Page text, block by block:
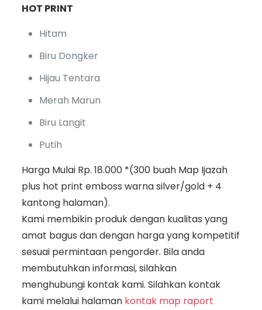
HOT PRINT
Hitam
Biru Dongker
Hijau Tentara
Merah Marun
Biru Langit
Putih
Harga Mulai Rp. 18.000 *(300 buah Map Ijazah
plus hot print emboss warna silver/gold + 4
kantong halaman).
Kami membikin produk dengan kualitas yang
amat bagus dan dengan harga yang kompetitif
sesuai permintaan pengorder. Bila anda
membutuhkan informasi, silahkan
menghubungi kontak kami. Silahkan kontak
kami melalui halaman kontak map raport